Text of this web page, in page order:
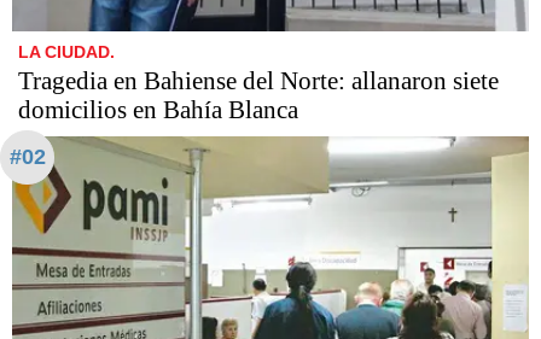
LA CIUDAD.
Tragedia en Bahiense del Norte: allanaron siete
domicilios en Bahía Blanca
#02